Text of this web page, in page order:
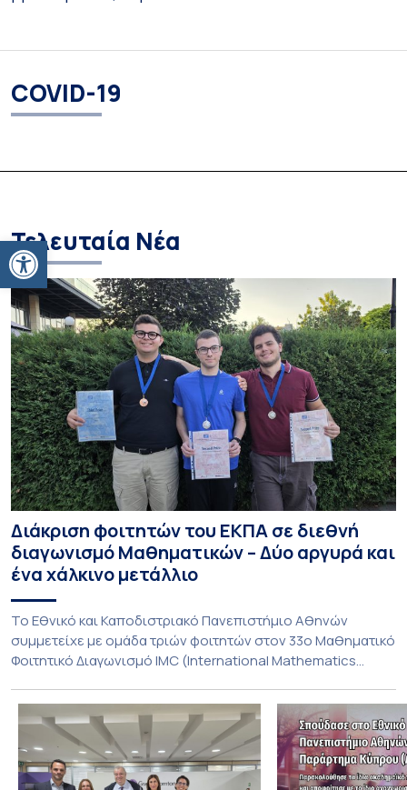
Ανοίξτε τη γραμμή εργαλείων
COVID-19
Τελευταία Νέα
Διάκριση φοιτητών του ΕΚΠΑ σε διεθνή
διαγωνισμό Μαθηματικών – Δύο αργυρά και
ένα χάλκινο μετάλλιο
To Εθνικό και Καποδιστριακό Πανεπιστήμιο Αθηνών
συμμετείχε με ομάδα τριών φοιτητών στον 33ο Μαθηματικό
Φοιτητικό Διαγωνισμό IMC (International Mathematics
Ιουλίου στο Blagoevgrad της Βουλγαρίας. Σε αυτόν
συμμετείχαν 447 φοιτητές εκπροσωπώντας 135
πανεπιστήμια από 46 χώρες. Από την Ελλάδα, συμμετείχαν
επίσης το Εθνικό Μετσόβιο Πολυτεχνείο, το Αριστοτέλειο
Πανεπιστήμιο […]